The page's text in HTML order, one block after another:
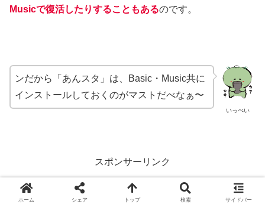
Musicで復活したりすることもあるのです。
いっぺい
ンだから「あんスタ」は、Basic・Music共に
インストールしておくのがマストだべなぁ〜
スポンサーリンク
ホーム シェア トップ 検索 サイドバー